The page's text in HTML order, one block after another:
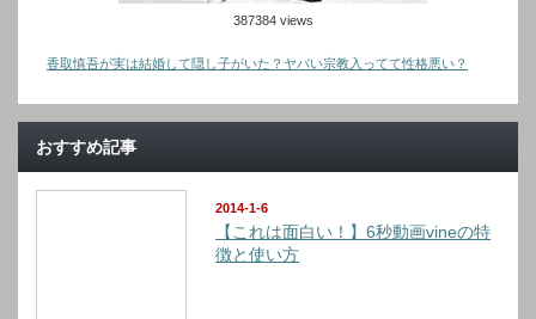
387384 views
香取慎吾が実は結婚して隠し子がいた？ヤバい宗教入ってて性格悪い？
おすすめ記事
2014-1-6
【これは面白い！】6秒動画vineの特
徴と使い方